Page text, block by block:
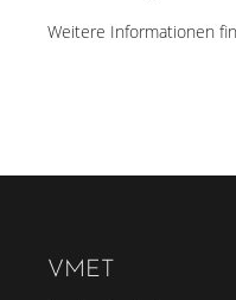
Weitere Informationen
VMET